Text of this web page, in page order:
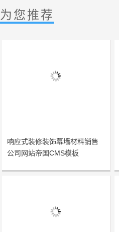
为您推荐
响应式装修装饰幕墙材料销售
公司网站帝国CMS模板